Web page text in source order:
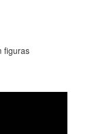
figuras